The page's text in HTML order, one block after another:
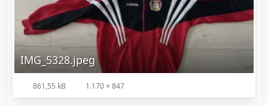
IMG_5328.jpeg
861,55 kB 1.170 × 847